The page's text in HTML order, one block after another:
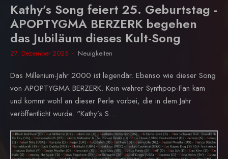
Kathy’s Song feiert 25. Geburtstag -
APOPTYGMA BERZERK begehen
das Jubiläum dieses Kult-Song
27. Dezember 2025 Neuigkeiten
Das Millenium-Jahr 2000 ist legendär. Ebenso wie dieser Song
von APOPTYGMA BERZERK. Kein wahrer Synthpop-Fan kam
und kommt wohl an dieser Perle vorbei, die in dem Jahr
veröffentlicht wurde. "Kathy’s S...